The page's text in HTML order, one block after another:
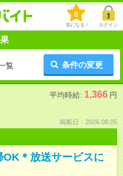
0
気になる！ ログイン
覧 条件の変更
平均時給: 1,366 円
掲載日：2026.08.05
OK＊放送サービスに